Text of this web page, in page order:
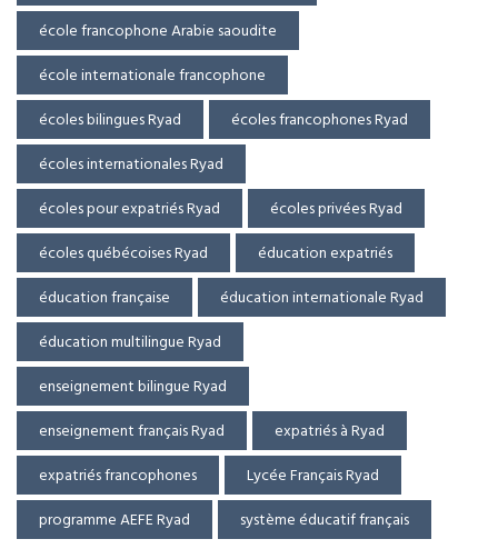
école francophone Arabie saoudite
école internationale francophone
écoles bilingues Ryad
écoles francophones Ryad
écoles internationales Ryad
écoles pour expatriés Ryad
écoles privées Ryad
écoles québécoises Ryad
éducation expatriés
éducation française
éducation internationale Ryad
éducation multilingue Ryad
enseignement bilingue Ryad
enseignement français Ryad
expatriés à Ryad
expatriés francophones
Lycée Français Ryad
programme AEFE Ryad
système éducatif français